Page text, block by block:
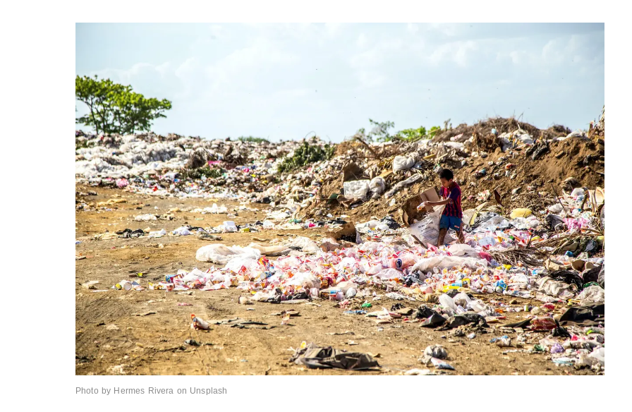
Photo by Hermes Rivera on Unsplash